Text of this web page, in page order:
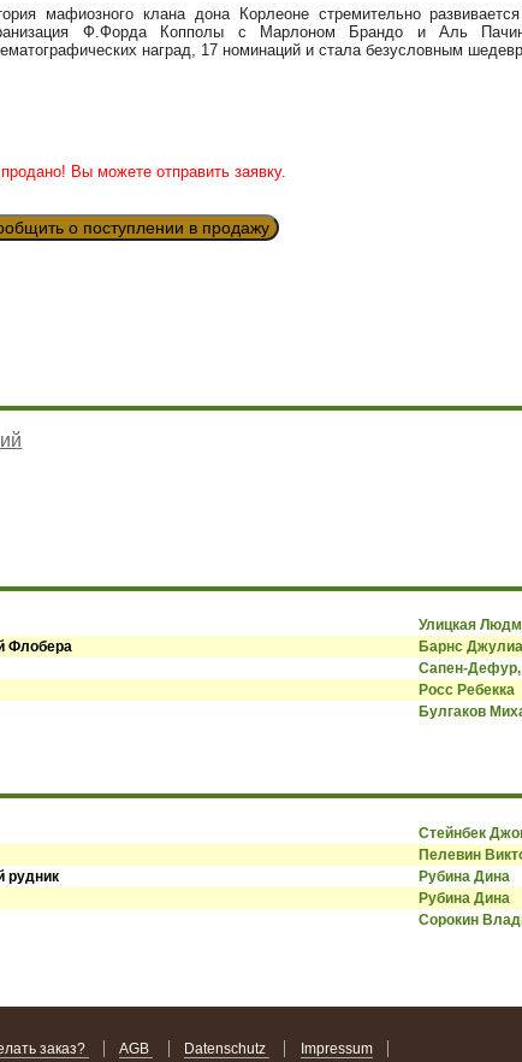
мафиозного клана дона Корлеоне стремительно
Ф.Форда Копполы с Марлоном Брандо и Аль
наград, 17 номинаций и стала безусловным
Вы можете отправить заявку.
о поступлении в продажу
Улицкая
Флобера Барнс
Сапен-
Росс Ребекка
Булгаков
Стейнбек
Пелевин
рудник Рубина Дина
Рубина Дина
Сорокин
заказ? AGB Datenschutz Impressum